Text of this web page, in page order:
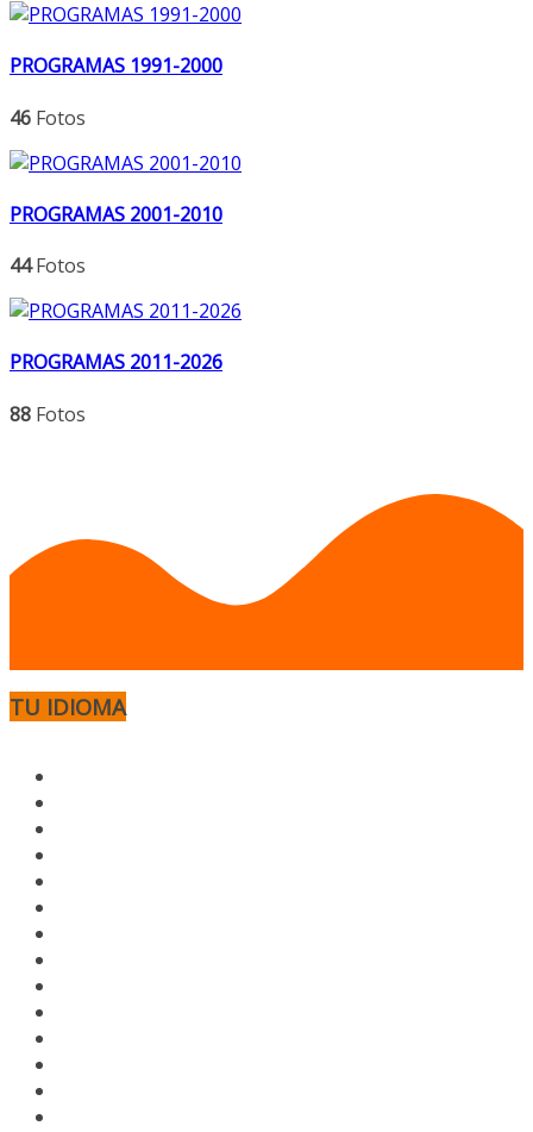
PROGRAMAS 1991-2000
46 Fotos
PROGRAMAS 2001-2010
44Fotos
PROGRAMAS 2011-2026
88 Fotos
TU IDIOMA